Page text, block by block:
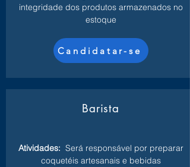
integridade dos produtos armazenados no
estoque
Candidatar-se
Barista
Atividades: Será responsável por preparar
coquetéis artesanais e bebidas